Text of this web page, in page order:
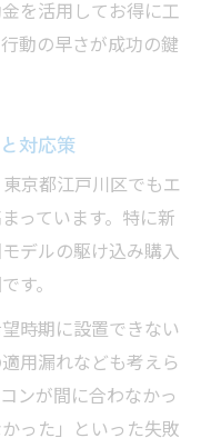
を活用してお得に工
動の早さが成功の鍵
対応策
京都江戸川区でもエ
っています。特に新
デルの駆け込み購入
す。
時期に設置できない
用漏れなども考えら
ンが間に合わなかっ
った」といった失敗